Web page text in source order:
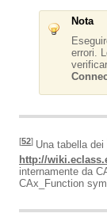
Nota
errori.
[52] Una tabella dei
http://
internamente da
CAx_Function